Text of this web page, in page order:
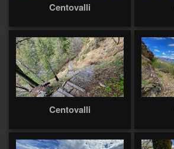
Centovalli
Centovalli